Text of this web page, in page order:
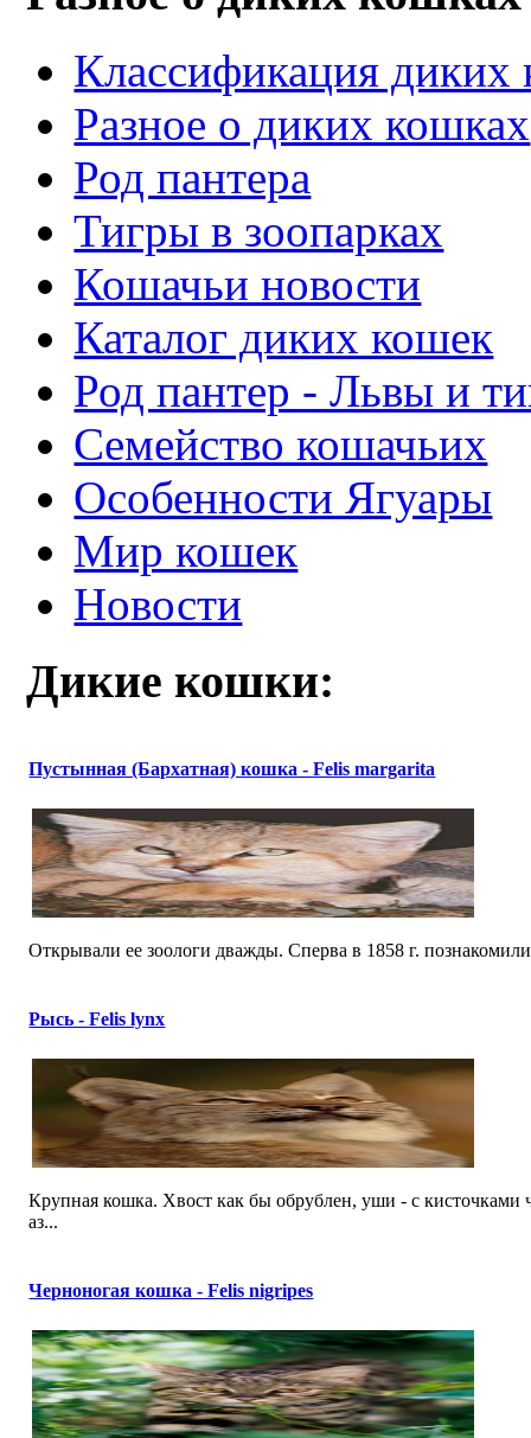
Классификация диких
Разное о диких кошках
Род пантера
Тигры в зоопарках
Кошачьи новости
Каталог диких кошек
Род пантер - Львы и
Семейство кошачьих
Особенности Ягуары
Мир кошек
Новости
Дикие кошки:
Пустынная (Бархатная) кошка - Felis margarita
Открывали ее зоологи дважды. Сперва в 1858 г.
Рысь - Felis lynx
Крупная кошка. Хвост как бы обрублен, уши - с кисточками
аз...
Черноногая кошка - Felis nigripes